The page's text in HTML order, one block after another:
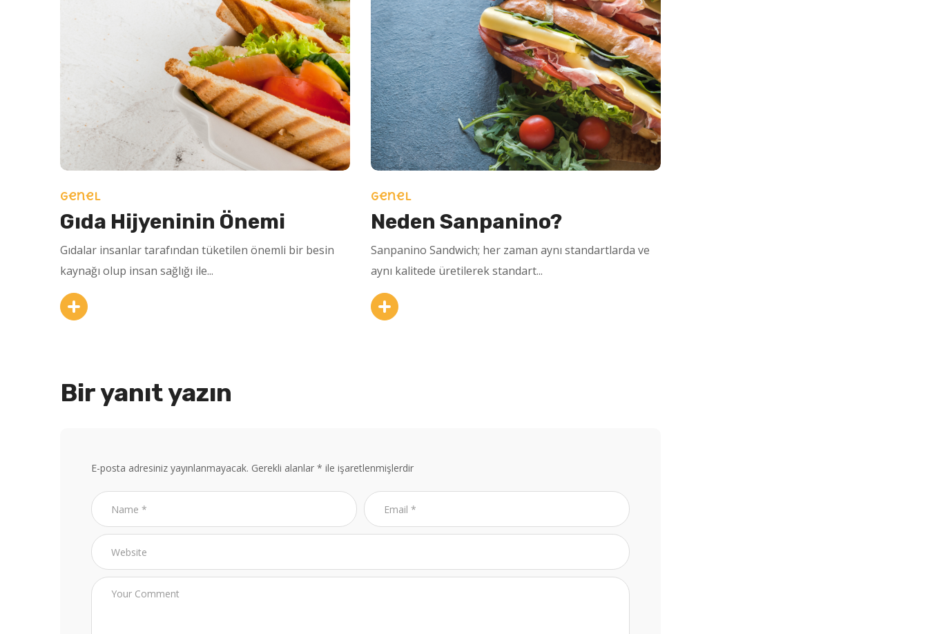
Genel
Gıda Hijyeninin Önemi
Gıdalar insanlar tarafından tüketilen önemli bir besin
kaynağı olup insan sağlığı ile...
Genel
Neden Sanpanino?
Sanpanino Sandwich; her zaman aynı standartlarda ve
aynı kalitede üretilerek standart...
Bir yanıt yazın
E-posta adresiniz yayınlanmayacak. Gerekli alanlar * ile işaretlenmişlerdir